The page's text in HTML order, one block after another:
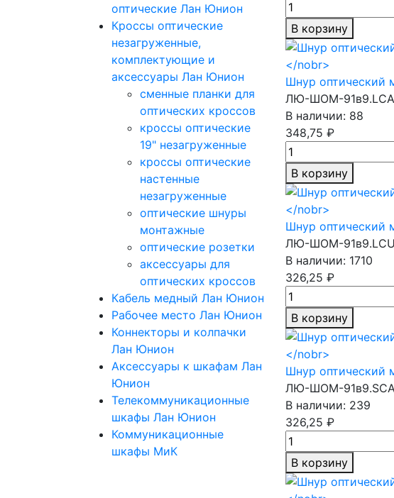
оптические Лан Юнион
Кроссы оптические
незагруженные,
комплектующие и
аксессуары Лан Юнион
сменные планки для
оптических кроссов
кроссы оптические
19" незагруженные
кроссы оптические
настенные
незагруженные
оптические шнуры
монтажные
оптические розетки
аксессуары для
оптических кроссов
Кабель медный Лан Юнион
Рабочее место Лан Юнион
Коннекторы и колпачки
Лан Юнион
Аксессуары к шкафам Лан
Юнион
Телекоммуникационные
шкафы Лан Юнион
Коммуникационные
шкафы МиК
В корзину
Шнур оптический
ЛЮ-ШОМ-91в9.LCA
В наличии: 88
348,75 ₽
В корзину
Шнур оптический
ЛЮ-ШОМ-91в9.LCU
В наличии: 1710
326,25 ₽
В корзину
Шнур оптический
ЛЮ-ШОМ-91в9.SCA
В наличии: 239
326,25 ₽
В корзину